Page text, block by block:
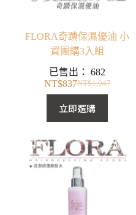
FLORA奇蹟保濕優油 小
資團購3入組
已售出：682
NT$1,047
始
價
NT$1,047。
NT$837
前
價
NT$837。
立即選購